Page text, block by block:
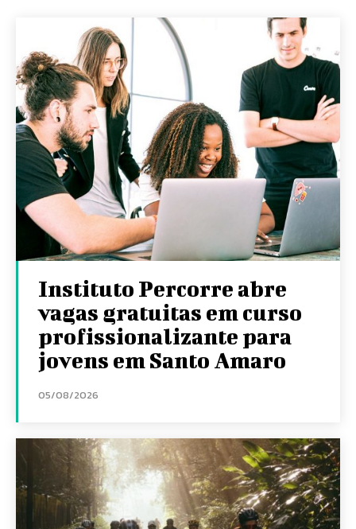
Instituto Percorre abre
vagas gratuitas em curso
profissionalizante para
jovens em Santo Amaro
05/08/2026